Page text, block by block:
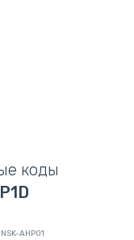
коды
NSK-AHP01